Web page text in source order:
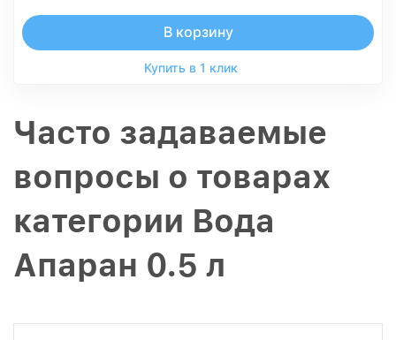
В корзину
Купить в 1 клик
Часто задаваемые
вопросы о товарах
категории Вода
Апаран 0.5 л